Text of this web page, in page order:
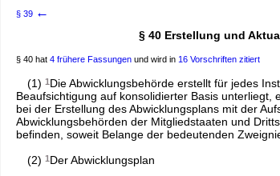
§ 39 ←
§ 40 Erstellung und
§ 40 hat 4 frühere Fassungen und wird in 16 Vorschriften zitiert
(1) 1Die Abwicklungsbehörde erstellt für jedes
Beaufsichtigung auf konsolidierter Basis unterliegt,
bei der Erstellung des Abwicklungsplans mit der
Abwicklungsbehörden der Mitgliedstaaten und
befinden, soweit Belange der bedeutenden
(2) 1Der Abwicklungsplan